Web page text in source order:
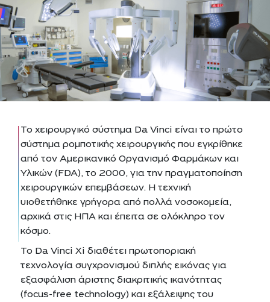
Το χειρουργικό σύστημα Da Vinci είναι το πρώτο
σύστημα ρομποτικής χειρουργικής που εγκρίθηκε
από τον Αμερικανικό Οργανισμό Φαρμάκων και
Υλικών (FDA), το 2000, για την πραγματοποίηση
χειρουργικών επεμβάσεων. Η τεχνική
υιοθετήθηκε γρήγορα από πολλά νοσοκομεία,
αρχικά στις ΗΠΑ και έπειτα σε ολόκληρο τον
κόσμο.
Το Da Vinci Xi διαθέτει πρωτοποριακή
τεχνολογία συγχρονισμού διπλής εικόνας για
εξασφάλιση άριστης διακριτικής ικανότητας
(focus-free technology) και εξάλειψης του